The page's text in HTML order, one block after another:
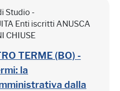
Studio -
Enti iscritti ANUSCA
CHIUSE
TERME (BO) -
la
dalla